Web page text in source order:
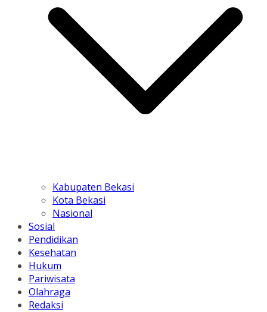
Kabupaten Bekasi
Kota Bekasi
Nasional
Sosial
Pendidikan
Kesehatan
Hukum
Pariwisata
Olahraga
Redaksi